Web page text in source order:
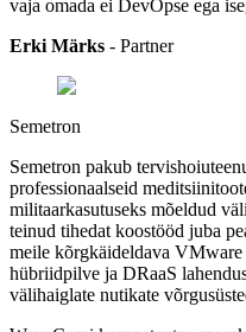
vaja omada ei DevOpse ega
Erki Märks - Partner
Semetron
Semetron pakub
professionaalseid
militaarkasutuseks mõeldud
teinud tihedat koostööd juba
meile kõrgkäideldava
hübriidpilve ja DRaaS
välihaiglate nutikate